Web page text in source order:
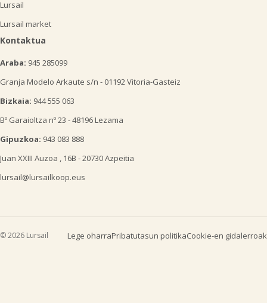
Lursail
Lursail market
Kontaktua
Araba: 945 285099
Granja Modelo Arkaute s/n - 01192 Vitoria-Gasteiz
Bizkaia: 944 555 063
Bº Garaioltza nº 23 - 48196 Lezama
Gipuzkoa: 943 083 888
Juan XXIII Auzoa , 16B - 20730 Azpeitia
lursail@lursailkoop.eus
© 2026 Lursail Lege oharraPribatutasun politikaCookie-en gidalerroak